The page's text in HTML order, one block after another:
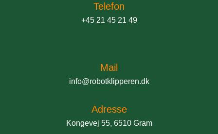
Telefon
+45 21 45 21 49
Mail
info@robotklipperen.dk
Adresse
Kongevej 55, 6510 Gram